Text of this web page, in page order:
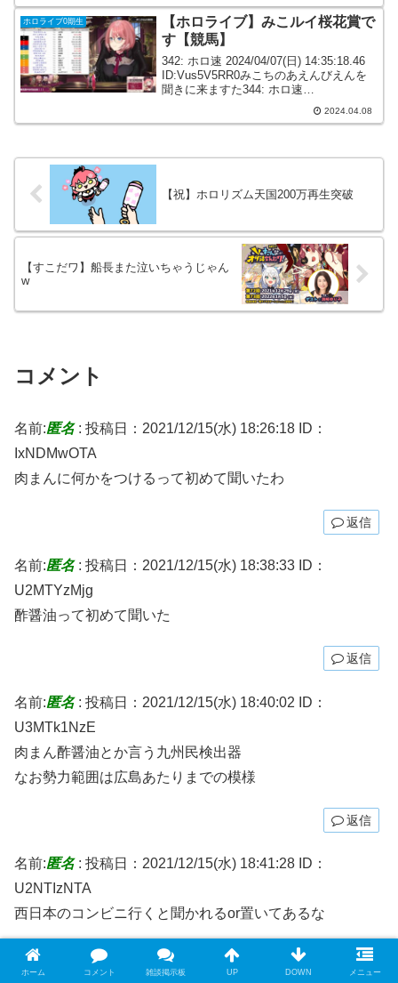
ホロライブ0期生
【ホロライブ】みこルイ桜花賞で
す【競馬】
342: ホロ速 2024/04/07(日) 14:35:18.46
ID:Vus5V5RR0みこちのあえんびえんを
聞きに来ますた344: ホロ速
2024/04/07(日) 14:36:54.55 ID:rqgt9kfI0ル
2024.04.08
【祝】ホロリズム天国200万再生突破
【すこだワ】船長また泣いちゃうじゃん
w
コメント
名前:匿名: 投稿日：2021/12/15(水) 18:26:18 ID：
IxNDMwOTA
肉まんに何かをつけるって初めて聞いたわ
返信
名前:匿名: 投稿日：2021/12/15(水) 18:38:33 ID：
U2MTYzMjg
酢醤油って初めて聞いた
返信
名前:匿名: 投稿日：2021/12/15(水) 18:40:02
ID：
U3MTk1NzE
肉まん酢醤油とか言う九州民検出器
なお勢力範囲は広島あたりまでの模様
返信
名前:匿名: 投稿日：2021/12/15(水) 18:41:28 ID：
U2NTIzNTA
西日本のコンビニ行くと聞かれるor置いてあるな
返信
ホーム コメント 雑談掲示板 UP DOWN メニュー